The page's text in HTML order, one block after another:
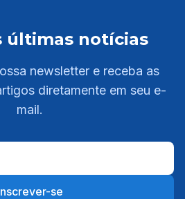
últimas notícias
newsletter e receba as
diretamente em seu e-
mail.
se